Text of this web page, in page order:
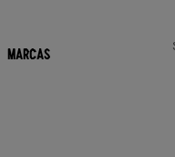
MARCAS